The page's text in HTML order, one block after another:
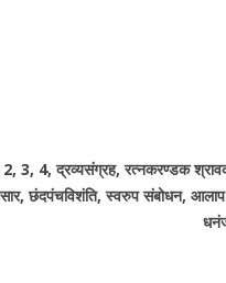
4, द्रव्यसंग्रह, रत्नकरण्डक
छंदपंचविशंति, स्वरुप संबोधन,